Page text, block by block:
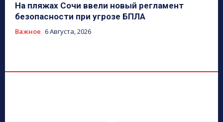
На пляжах Сочи ввели новый регламент
безопасности при угрозе БПЛА
Важное 6 Августа, 2026